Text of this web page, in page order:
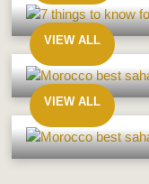
From
Fes
VIEW ALL
From
Tangier
VIEW ALL
From
Agadir